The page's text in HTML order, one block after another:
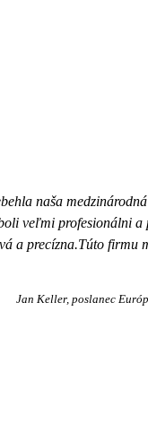
naša
veľmi profesionálni a
a precízna.Túto firmu
Jan Keller poslanec